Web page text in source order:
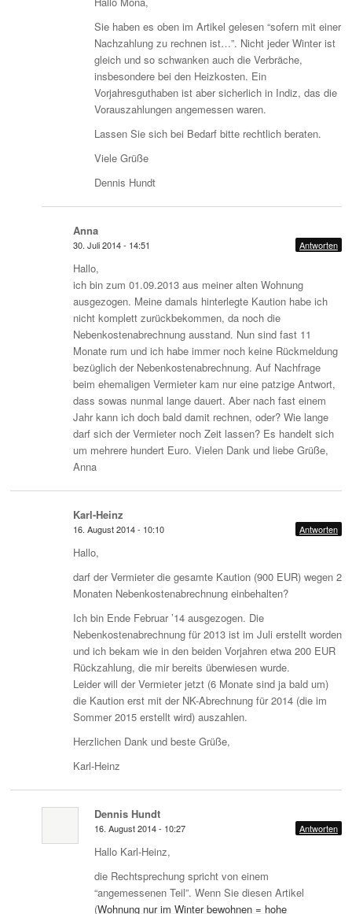
Sie haben es oben im Artikel gelesen “sofern mit einer
Nachzahlung zu rechnen ist…”. Nicht jeder Winter ist
gleich und so schwanken auch die Verbräche,
insbesondere bei den Heizkosten. Ein
Vorjahresguthaben ist aber sicherlich in Indiz, das die
Vorauszahlungen angemessen waren.
Lassen Sie sich bei Bedarf bitte rechtlich beraten.
Viele Grüße
Dennis Hundt
Anna
30. Juli 2014 - 14:51 Antworten
Hallo,
ich bin zum 01.09.2013 aus meiner alten Wohnung
ausgezogen. Meine damals hinterlegte Kaution habe ich
nicht komplett zurückbekommen, da noch die
Nebenkostenabrechnung ausstand. Nun sind fast 11
Monate rum und ich habe immer noch keine Rückmeldung
bezüglich der Nebenkostenabrechnung. Auf Nachfrage
beim ehemaligen Vermieter kam nur eine patzige Antwort,
dass sowas nunmal lange dauert. Aber nach fast einem
Jahr kann ich doch bald damit rechnen, oder? Wie lange
darf sich der Vermieter noch Zeit lassen? Es handelt sich
um mehrere hundert Euro. Vielen Dank und liebe Grüße,
Anna
Karl-Heinz
16. August 2014 - 10:10 Antworten
Hallo,
darf der Vermieter die gesamte Kaution (900 EUR) wegen 2
Monaten Nebenkostenabrechnung einbehalten?
Ich bin Ende Februar ’14 ausgezogen. Die
Nebenkostenabrechnung für 2013 ist im Juli erstellt worden
und ich bekam wie in den beiden Vorjahren etwa 200 EUR
Rückzahlung, die mir bereits überwiesen wurde.
Leider will der Vermieter jetzt (6 Monate sind ja bald um)
die Kaution erst mit der NK-Abrechnung für 2014 (die im
Sommer 2015 erstellt wird) auszahlen.
Herzlichen Dank und beste Grüße,
Karl-Heinz
Dennis Hundt
16. August 2014 - 10:27 Antworten
Hallo Karl-Heinz,
die Rechtsprechung spricht von einem
“angemessenen Teil”. Wenn Sie diesen Artikel
(Wohnung nur im Winter bewohnen = hohe